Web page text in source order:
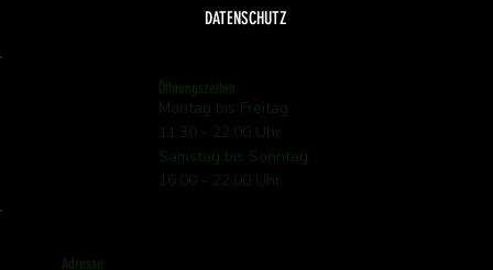
DATENSCHUTZ
Öffnungszeiten
Montag bis Freitag
11:30 - 22:00 Uhr
Samstag bis Sonntag
16:00 - 22:00 Uhr
Adresse